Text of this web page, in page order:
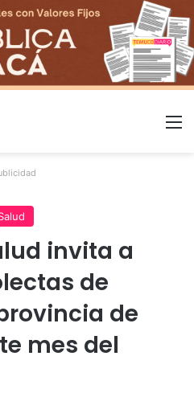
invita a
de
de
mes del